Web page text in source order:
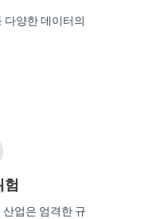
다양한 데이터의
험
산업은 엄격한 규